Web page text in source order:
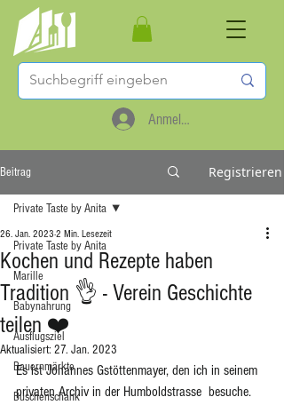
Anmelden
Beitrag Registrieren
Private Taste by Anita
Marille
Babynahrung
Ausflugsziel
Bauernmärkte
Buschenschank
Private Taste by Anita
Kochen und Rezepte haben
Tradition 👌 - Verein Geschichte
teilen ❤️
26. Jan. 2023 2 Min. Lesezeit
Aktualisiert: 27. Jan. 2023
Es ist Johannes Gstöttenmayer, den ich in seinem
privaten Archiv in der Humboldstrasse  besuche.